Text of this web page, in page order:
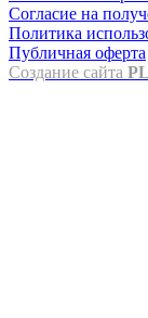
Согласие на
Политика
Публичная оферта
Создание сайта